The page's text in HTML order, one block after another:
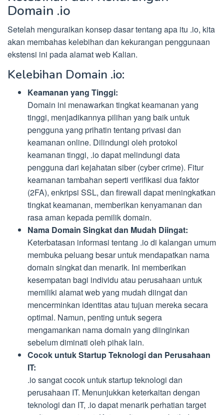
Domain .io
Setelah menguraikan konsep dasar tentang apa itu .io, kita
akan membahas kelebihan dan kekurangan penggunaan
ekstensi ini pada alamat web Kalian.
Kelebihan Domain .io:
Keamanan yang Tinggi:
Domain ini menawarkan tingkat keamanan yang
tinggi, menjadikannya pilihan yang baik untuk
pengguna yang prihatin tentang privasi dan
keamanan online. Dilindungi oleh protokol
keamanan tinggi, .io dapat melindungi data
pengguna dari kejahatan siber (cyber crime). Fitur
keamanan tambahan seperti verifikasi dua faktor
(2FA), enkripsi SSL, dan firewall dapat meningkatkan
tingkat keamanan, memberikan kenyamanan dan
rasa aman kepada pemilik domain.
Nama Domain Singkat dan Mudah Diingat:
Keterbatasan informasi tentang .io di kalangan umum
membuka peluang besar untuk mendapatkan nama
domain singkat dan menarik. Ini memberikan
kesempatan bagi individu atau perusahaan untuk
memiliki alamat web yang mudah diingat dan
mencerminkan identitas atau tujuan mereka secara
optimal. Namun, penting untuk segera
mengamankan nama domain yang diinginkan
sebelum diminati oleh pihak lain.
Cocok untuk Startup Teknologi dan Perusahaan
IT:
.io sangat cocok untuk startup teknologi dan
perusahaan IT. Menunjukkan keterkaitan dengan
teknologi dan IT, .io dapat menarik perhatian target